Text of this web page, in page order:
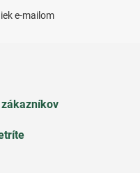
e-mailom